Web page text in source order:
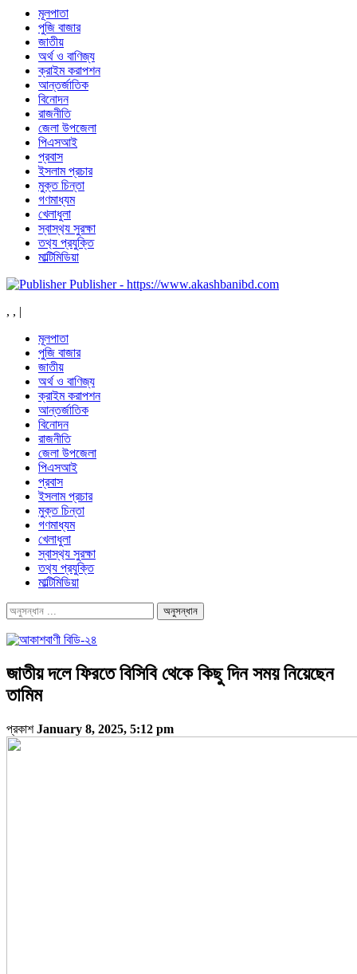
মূলপাতা
পুজি বাজার
জাতীয়
অর্থ ও বাণিজ্য
ক্রাইম করাপশন
আন্তর্জাতিক
বিনোদন
রাজনীতি
জেলা উপজেলা
পিএসআই
প্রবাস
ইসলাম প্রচার
মুক্ত চিন্তা
গণমাধ্যম
খেলাধুলা
স্বাস্থ‍্য সুরক্ষা
তথ‍্য প্রযুক্তি
মাল্টিমিডিয়া
Publisher - https://www.akashbanibd.com
, , |
মূলপাতা
পুজি বাজার
জাতীয়
অর্থ ও বাণিজ্য
ক্রাইম করাপশন
আন্তর্জাতিক
বিনোদন
রাজনীতি
জেলা উপজেলা
পিএসআই
প্রবাস
ইসলাম প্রচার
মুক্ত চিন্তা
গণমাধ্যম
খেলাধুলা
স্বাস্থ‍্য সুরক্ষা
তথ‍্য প্রযুক্তি
মাল্টিমিডিয়া
জাতীয় দলে ফিরতে বিসিবি থেকে কিছু দিন সময় নিয়েছেন
তামিম
প্রকাশJanuary 8, 2025, 5:12 pm